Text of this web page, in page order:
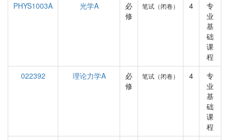
PHYS1003A 光学A
必
修
笔试（闭卷） 4
专
业
基
础
课
程
022392
理论力学A
必
修
笔试（闭卷） 4
专
业
基
础
课
程